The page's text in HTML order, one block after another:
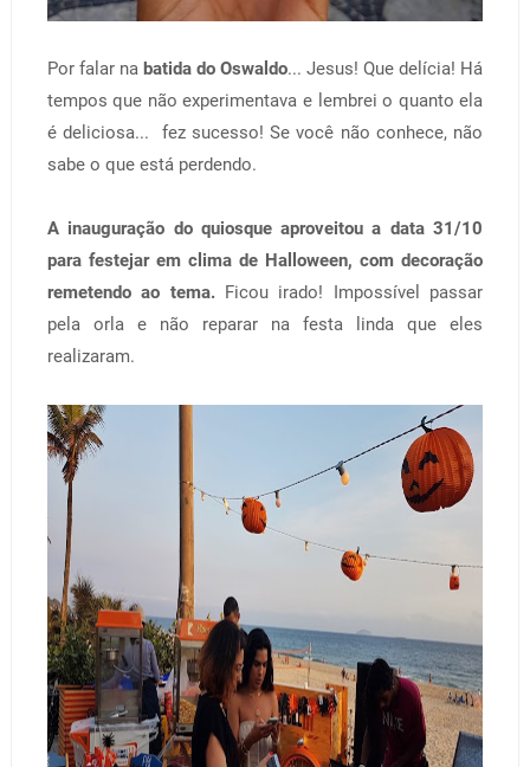
Por falar na batida do Oswaldo... Jesus! Que delícia! Há
tempos que não experimentava e lembrei o quanto ela
é deliciosa... fez sucesso! Se você não conhece, não
sabe o que está perdendo.
A inauguração do quiosque aproveitou a data 31/10
para festejar em clima de Halloween, com decoração
remetendo ao tema.Ficou irado! Impossível passar
pela orla e não reparar na festa linda que eles
realizaram.